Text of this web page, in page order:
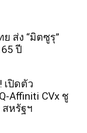
ส่ง “มิตซูรุ”
ปี
เปิดตัว
Affiniti CVx ชู
หรัฐฯ